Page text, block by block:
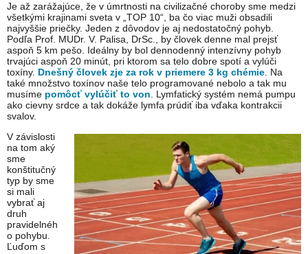
Je až zarážajúce, že v úmrtnosti na civilizačné choroby sme medzi
všetkými krajinami sveta v „TOP 10“, ba čo viac muži obsadili
najvyššie priečky. Jeden z dôvodov je aj nedostatočný pohyb.
Podľa Prof. MUDr. V. Palisa, DrSc., by človek denne mal prejsť
aspoň 5 km pešo. Ideálny by bol dennodenný intenzívny pohyb
trvajúci aspoň 20 minút, pri ktorom sa telo dobre spotí a vylúči
toxíny. Dnešný človek zje za rok v priemere 3 kg chémie . Na
také množstvo toxínov naše telo programované nebolo a tak mu
musíme pomôcť vylúčiť to von . Lymfatický systém nemá pumpu
ako cievny srdce a tak dokáže lymfa prúdiť iba vďaka kontrakcii
svalov.
V závislosti
na tom aký
sme
konštitučný
typ by sme
si mali
vybrať aj
druh
pravidelnéh
o pohybu.
Ľuďom s